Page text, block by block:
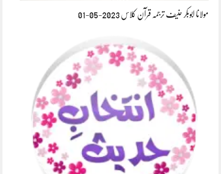
مولانا ابوبکر حنیف ترجمہ قرآن کلاس 2023-05-01